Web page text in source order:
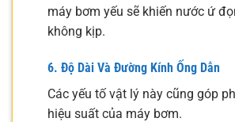
máy bơm yếu sẽ khiến nước ứ
không kịp.
6. Độ Dài Và Đường Kính Ống Dẫn
Các yếu tố vật lý này cũng góp
hiệu suất của máy bơm.